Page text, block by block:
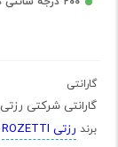
گارانتی
گارانتی شرکتی رزتی 24 ماه
برند رزتی ROZETTI